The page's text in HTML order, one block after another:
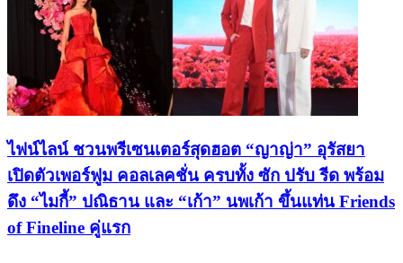
ไฟน์ไลน์ ชวนพรีเซนเตอร์สุดฮอต “ญาญ่า” อุรัสยา
เปิดตัวเพอร์ฟูม คอลเลคชั่น ครบทั้ง ซัก ปรับ รีด พร้อม
ดึง “ไมกี้” ปณิธาน และ “เก้า” นพเก้า ขึ้นแท่น Friends
of Fineline คู่แรก